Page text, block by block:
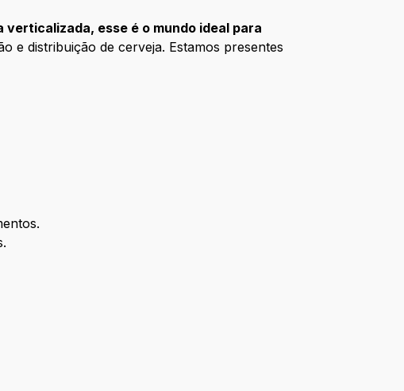
esse é o mundo ideal para
e distribuição de cerveja. Estamos presentes